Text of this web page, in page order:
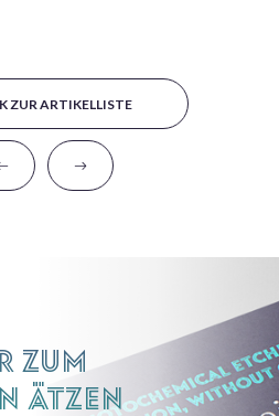
ZUR ARTIKELLISTE
zum
Ätzen